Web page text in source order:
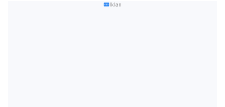
Iklan